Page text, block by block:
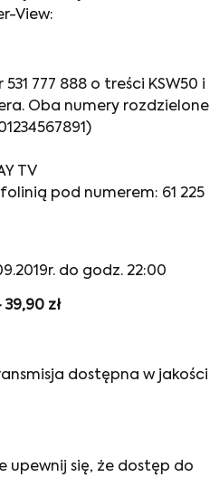
View:
531 777 888 o treści KSW50 i
Oba numery rozdzielone
TV
pod numerem: 61 225
do godz. 22:00
zł
dostępna w jakości
upewnij się, że dostęp do